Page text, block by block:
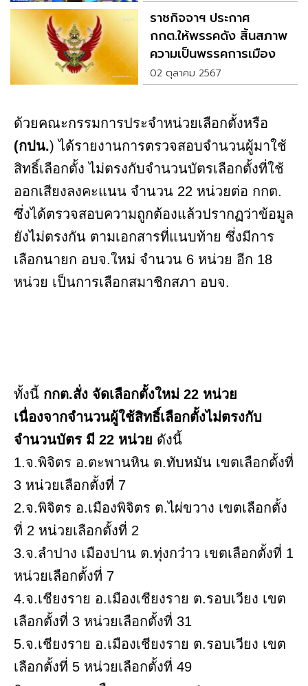
ราชกิจจาฯ ประกาศ
กกต.ให้พรรคดัง สิ้นสภาพ
ความเป็นพรรคการเมือง
02 ตุลาคม 2567
ด้วยคณะกรรมการประจำหน่วยเลือกตั้งหรือ
(กปน.) ได้รายงานการตรวจสอบจำนวนผู้มาใช้
สิทธิ์เลือกตั้ง ไม่ตรงกับจำนวนบัตรเลือกตั้งที่ใช้
ออกเสียงลงคะแนน จำนวน 22 หน่วยต่อ กกต.
ซึ่งได้ตรวจสอบความถูกต้องแล้วปรากฏว่าข้อมูล
ยังไม่ตรงกัน ตามเอกสารที่แนบท้าย ซึ่งมีการ
เลือกนายก อบจ.ใหม่ จำนวน 6 หน่วย อีก 18
หน่วย เป็นการเลือกสมาชิกสภา อบจ.
ทั้งนี้ กกต.สั่ง จัดเลือกตั้งใหม่ 22 หน่วย
เนื่องจากจำนวนผู้ใช้สิทธิ์เลือกตั้งไม่ตรงกับ
จำนวนบัตร มี 22 หน่วย ดังนี้
1.จ.พิจิตร อ.ตะพานหิน ต.ทับหมัน เขตเลือกตั้งที่
3 หน่วยเลือกตั้งที่ 7
2.จ.พิจิตร อ.เมืองพิจิตร ต.ไผ่ขวาง เขตเลือกตั้ง
ที่ 2 หน่วยเลือกตั้งที่ 2
3.จ.ลำปาง เมืองปาน ต.ทุ่งกว๋าว เขตเลือกตั้งที่ 1
หน่วยเลือกตั้งที่ 7
4.จ.เชียงราย อ.เมืองเชียงราย ต.รอบเวียง เขต
เลือกตั้งที่ 3 หน่วยเลือกตั้งที่ 31
5.จ.เชียงราย อ.เมืองเชียงราย ต.รอบเวียง เขต
เลือกตั้งที่ 5 หน่วยเลือกตั้งที่ 49